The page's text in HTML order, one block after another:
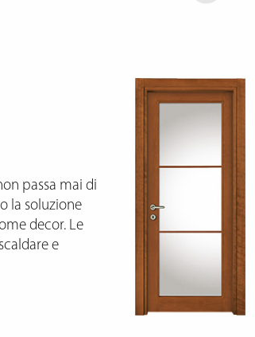
passa mai di
la soluzione
decor. Le
e